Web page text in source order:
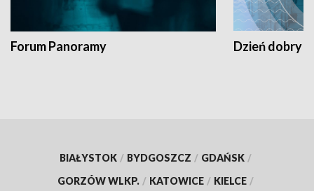
Forum Panoramy Dzień dobry
BIAŁYSTOK / BYDGOSZCZ / GDAŃSK /
GORZÓW WLKP. / KATOWICE / KIELCE /